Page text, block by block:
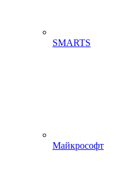
SMARTS
Майкрософт